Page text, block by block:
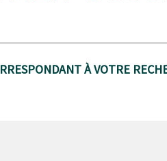
À VOTRE